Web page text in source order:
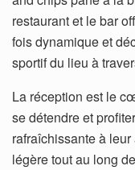
restaurant et le bar
fois dynamique et
sportif du lieu à
La réception est le
se détendre et
rafraîchissante à leur
légère tout au long